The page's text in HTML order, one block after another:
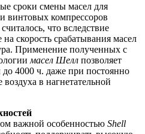
сроки смены масел для
винтовых компрессоров
что вследствие
скорость срабатывания масел
Применение полученных с
масел Шелл позволяет
4000 ч. даже при постоянно
в нагнетательной
важной особенностью Shell